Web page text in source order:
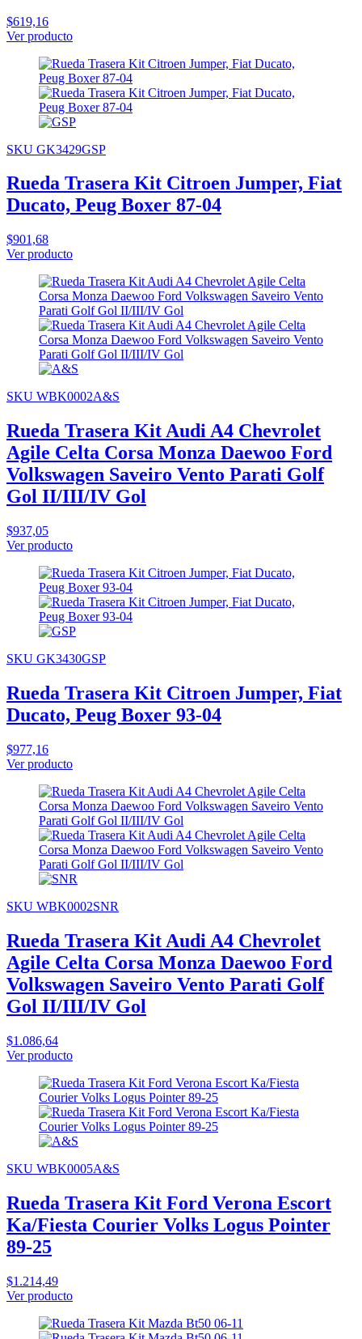
$619,16
Ver producto
SKU GK3429GSP
Rueda Trasera Kit Citroen Jumper, Fiat
Ducato, Peug Boxer 87-04
$901,68
Ver producto
SKU WBK0002A&S
Rueda Trasera Kit Audi A4 Chevrolet
Agile Celta Corsa Monza Daewoo Ford
Volkswagen Saveiro Vento Parati Golf
Gol II/III/IV Gol
$937,05
Ver producto
SKU GK3430GSP
Rueda Trasera Kit Citroen Jumper, Fiat
Ducato, Peug Boxer 93-04
$977,16
Ver producto
SKU WBK0002SNR
Rueda Trasera Kit Audi A4 Chevrolet
Agile Celta Corsa Monza Daewoo Ford
Volkswagen Saveiro Vento Parati Golf
Gol II/III/IV Gol
$1.086,64
Ver producto
SKU WBK0005A&S
Rueda Trasera Kit Ford Verona Escort
Ka/Fiesta Courier Volks Logus Pointer
89-25
$1.214,49
Ver producto